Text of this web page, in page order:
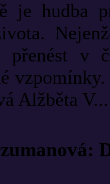
je hudba
přenést v
Alžběta V...